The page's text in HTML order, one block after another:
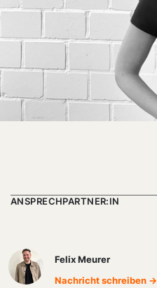
ANSPRECHPARTNER:IN
Felix Meurer
Nachricht schreiben →